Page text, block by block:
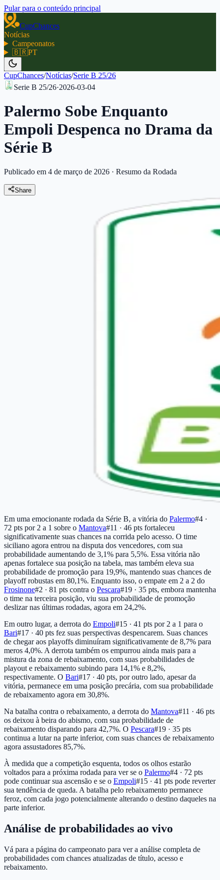
Pular para o conteúdo principal
CupChances
Notícias
Campeonatos
🇧🇷PT
CupChances/Notícias/Serie B 25/26
Serie B 25/26·2026-03-04
Palermo Sobe Enquanto
Empoli Despenca no Drama da
Série B
Publicado em 4 de março de 2026 · Resumo da Rodada
Share
Em uma emocionante rodada da Série B, a vitória do Palermo#4 ·
72 pts por 2 a 1 sobre o Mantova#11 · 46 pts fortaleceu
significativamente suas chances na corrida pelo acesso. O time
siciliano agora entrou na disputa dos vencedores, com sua
probabilidade aumentando de 3,1% para 5,5%. Essa vitória não
apenas fortalece sua posição na tabela, mas também eleva sua
probabilidade de promoção para 19,9%, mantendo suas chances de
playoff robustas em 80,1%. Enquanto isso, o empate em 2 a 2 do
Frosinone#2 · 81 pts contra o Pescara#19 · 35 pts, embora mantenha
o time na terceira posição, viu sua probabilidade de promoção
deslizar nas últimas rodadas, agora em 24,2%.
Em outro lugar, a derrota do Empoli#15 · 41 pts por 2 a 1 para o
Bari#17 · 40 pts fez suas perspectivas despencarem. Suas chances
de chegar aos playoffs diminuíram significativamente de 8,7% para
meros 4,0%. A derrota também os empurrou ainda mais para a
mistura da zona de rebaixamento, com suas probabilidades de
playout e rebaixamento subindo para 14,1% e 8,2%,
respectivamente. O Bari#17 · 40 pts, por outro lado, apesar da
vitória, permanece em uma posição precária, com sua probabilidade
de rebaixamento agora em 30,8%.
Na batalha contra o rebaixamento, a derrota do Mantova#11 · 46 pts
os deixou à beira do abismo, com sua probabilidade de
rebaixamento disparando para 42,7%. O Pescara#19 · 35 pts
continua a lutar na parte inferior, com suas chances de rebaixamento
agora assustadores 85,7%.
À medida que a competição esquenta, todos os olhos estarão
voltados para a próxima rodada para ver se o Palermo#4 · 72 pts
pode continuar sua ascensão e se o Empoli#15 · 41 pts pode reverter
sua tendência de queda. A batalha pelo rebaixamento permanece
feroz, com cada jogo potencialmente alterando o destino daqueles na
parte inferior.
Análise de probabilidades ao vivo
Vá para a página do campeonato para ver a análise completa de
probabilidades com chances atualizadas de título, acesso e
rebaixamento.